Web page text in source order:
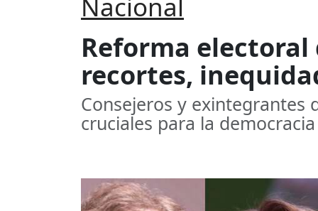
Nacional
Reforma electoral
recortes,
Consejeros y exintegrantes
cruciales para la democracia